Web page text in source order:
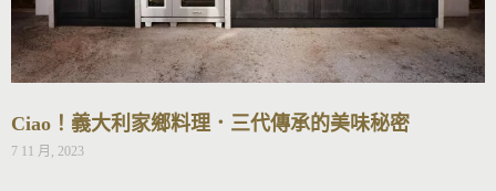
Ciao！義大利家鄉料理．三代傳承的美味秘密
7 11 月, 2023